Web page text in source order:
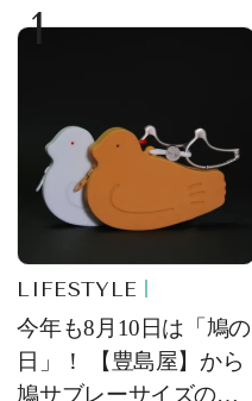
1
LIFESTYLE
今年も8月10日は「鳩の
日」！ 【豊島屋】から
鳩サブレーサイズのポ